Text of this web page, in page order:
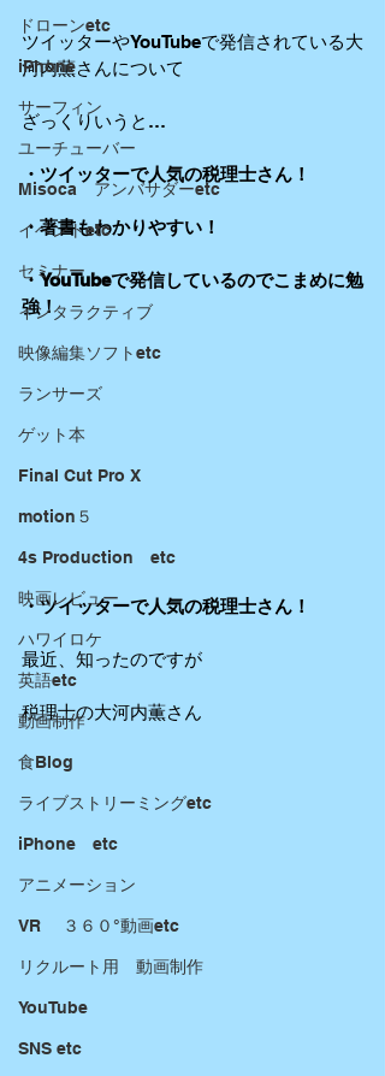
ドローンetc
iPhone
サーフィン
ユーチューバー
Misoca アンバサダーetc
イベントetc
セミナー
インタラクティブ
映像編集ソフトetc
ランサーズ
ゲット本
Final Cut Pro X
motion５
4s Production etc
映画レビュー
ハワイロケ
英語etc
動画制作
食Blog
ライブストリーミングetc
iPhone etc
アニメーション
VR ３６０°動画etc
リクルート用 動画制作
YouTube
SNS etc
ツイッターやYouTubeで発信されている大
河内薫さんについて
ざっくりいうと…
・ツイッターで人気の税理士さん！
・著書もわかりやすい！
・YouTubeで発信しているのでこまめに勉
強！
・ツイッターで人気の税理士さん！
最近、知ったのですが
税理士の大河内薫さん